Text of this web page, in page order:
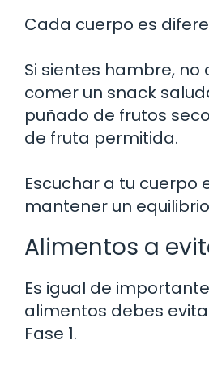
Cada cuerpo es
Si sientes hambre, no
comer un snack
puñado de frutos
de fruta permitida.
Escuchar a tu cuerpo
mantener un
Alimentos a
Es igual de
alimentos debes
Fase 1.